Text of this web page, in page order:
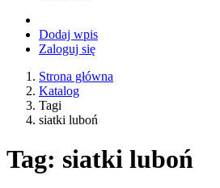
Dodaj wpis
Zaloguj się
Strona główna
Katalog
Tagi
siatki luboń
Tag: siatki luboń